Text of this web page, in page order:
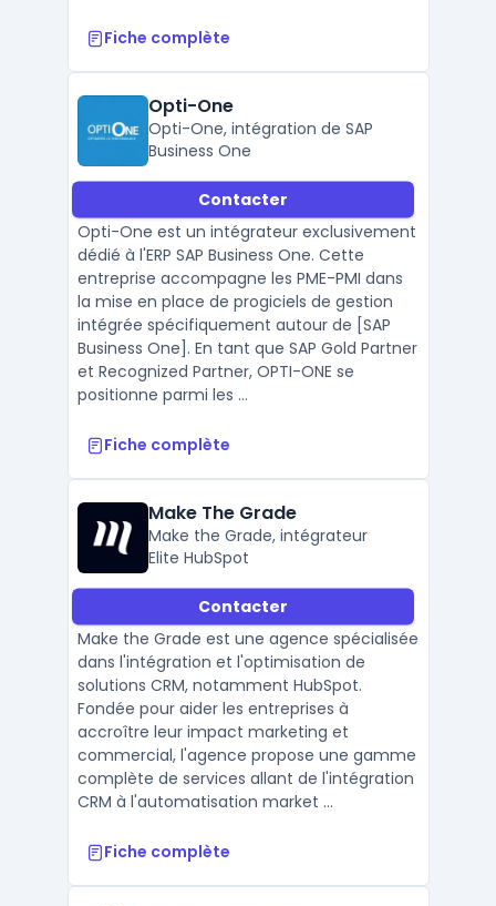
Fiche complète
Opti-One
Opti-One, intégration de SAP
Business One
Contacter
Opti-One est un intégrateur exclusivement
dédié à l'ERP SAP Business One. Cette
entreprise accompagne les PME-PMI dans
la mise en place de progiciels de gestion
intégrée spécifiquement autour de [SAP
Business One]. En tant que SAP Gold Partner
et Recognized Partner, OPTI-ONE se
positionne parmi les ...
Fiche complète
Make The Grade
Make the Grade, intégrateur
Elite HubSpot
Contacter
Make the Grade est une agence spécialisée
dans l'intégration et l'optimisation de
solutions CRM, notamment HubSpot.
Fondée pour aider les entreprises à
accroître leur impact marketing et
commercial, l'agence propose une gamme
complète de services allant de l'intégration
CRM à l'automatisation market ...
Fiche complète